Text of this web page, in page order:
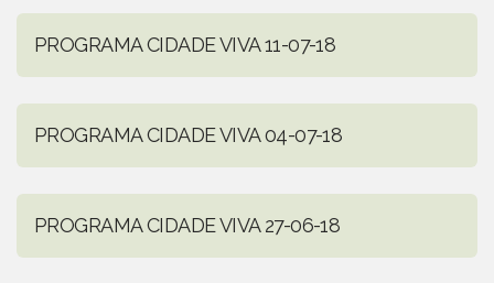
PROGRAMA CIDADE VIVA 11-07-18
PROGRAMA CIDADE VIVA 04-07-18
PROGRAMA CIDADE VIVA 27-06-18